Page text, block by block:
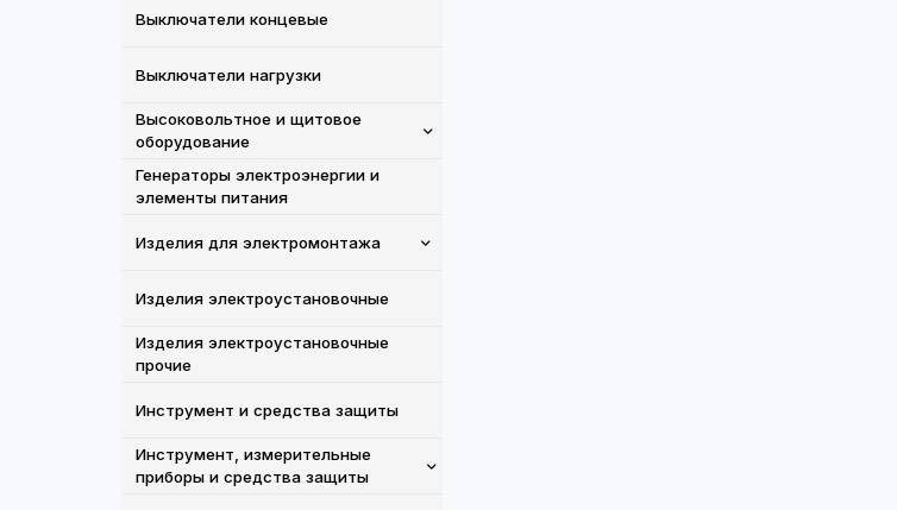
Выключатели концевые
Выключатели нагрузки
Высоковольтное и щитовое
оборудование
Генераторы электроэнергии и
элементы питания
Изделия для электромонтажа
Изделия электроустановочные
Изделия электроустановочные
прочие
Инструмент и средства защиты
Инструмент, измерительные
приборы и средства защиты